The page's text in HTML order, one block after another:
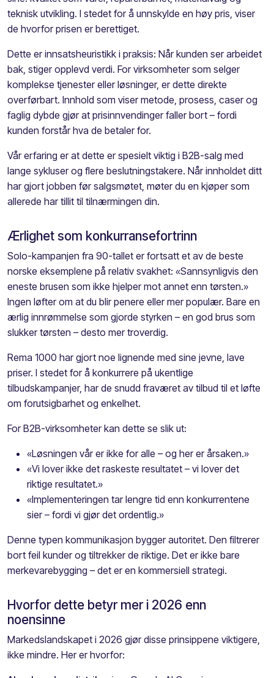
teknisk utvikling. I stedet for å unnskylde en høy pris, viser
de hvorfor prisen er berettiget.
Dette er innsatsheuristikk i praksis: Når kunden ser arbeidet
bak, stiger opplevd verdi. For virksomheter som selger
komplekse tjenester eller løsninger, er dette direkte
overførbart. Innhold som viser metode, prosess, caser og
faglig dybde gjør at prisinnvendinger faller bort – fordi
kunden forstår hva de betaler for.
Vår erfaring er at dette er spesielt viktig i B2B-salg med
lange sykluser og flere beslutningstakere. Når innholdet ditt
har gjort jobben før salgsmøtet, møter du en kjøper som
allerede har tillit til tilnærmingen din.
Ærlighet som konkurransefortrinn
Solo-kampanjen fra 90-tallet er fortsatt et av de beste
norske eksemplene på relativ svakhet: «Sannsynligvis den
eneste brusen som ikke hjelper mot annet enn tørsten.»
Ingen løfter om at du blir penere eller mer populær. Bare en
ærlig innrømmelse som gjorde styrken – en god brus som
slukker tørsten – desto mer troverdig.
Rema 1000 har gjort noe lignende med sine jevne, lave
priser. I stedet for å konkurrere på ukentlige
tilbudskampanjer, har de snudd fraværet av tilbud til et løfte
om forutsigbarhet og enkelhet.
For B2B-virksomheter kan dette se slik ut:
«Løsningen vår er ikke for alle – og her er årsaken.»
«Vi lover ikke det raskeste resultatet – vi lover det
riktige resultatet.»
«Implementeringen tar lengre tid enn konkurrentene
sier – fordi vi gjør det ordentlig.»
Denne typen kommunikasjon bygger autoritet. Den filtrerer
bort feil kunder og tiltrekker de riktige. Det er ikke bare
merkevarebygging – det er en kommersiell strategi.
Hvorfor dette betyr mer i 2026 enn
noensinne
Markedslandskapet i 2026 gjør disse prinsippene viktigere,
ikke mindre. Her er hvorfor: